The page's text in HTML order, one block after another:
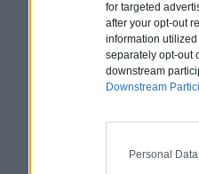
for targeted
after your opt-out
information
separately opt-out
downstream
Downstream
Personal